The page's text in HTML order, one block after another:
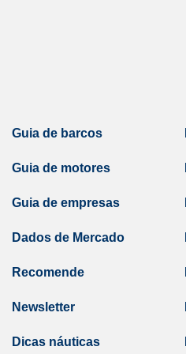
Guia de barcos
Guia de motores
Guia de empresas
Dados de Mercado
Recomende
Newsletter
Dicas náuticas